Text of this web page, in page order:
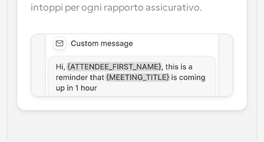
intoppi per ogni rapporto assicurativo.